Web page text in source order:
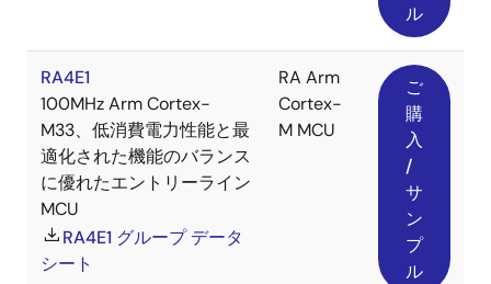
ル
RA4E1
100MHz Arm Cortex-
M33、低消費電力性能と最
適化された機能のバランス
に優れたエントリーライン
MCU
RA4E1 グループ データ
シート
RA Arm
Cortex-
M MCU
ご
購
入
/
サ
ン
プ
ル